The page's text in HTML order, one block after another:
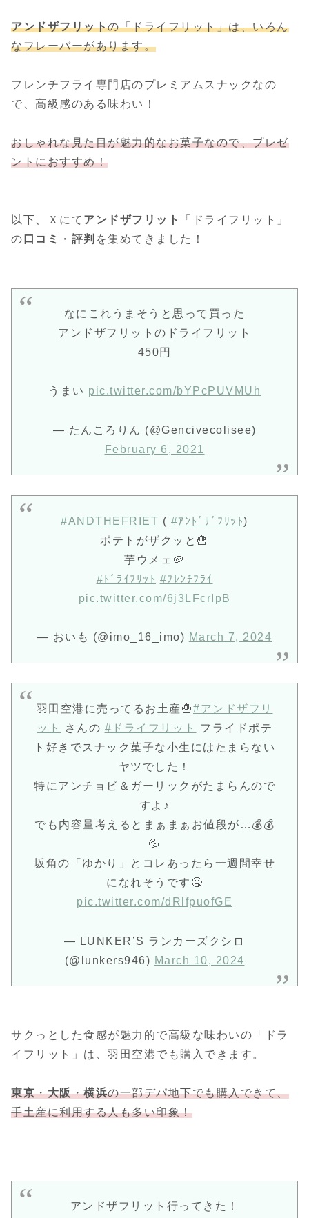
アンドザフリットの「ドライフリット」は、いろん
なフレーバーがあります。
フレンチフライ専門店のプレミアムスナックなの
で、高級感のある味わい！
おしゃれな見た目が魅力的なお菓子なので、プレゼ
ントにおすすめ！
以下、Ｘにて アンドザフリット
「ドライフリット」
の 口コミ ・ 評判 を集めてきました！
なにこれうまそうと思って買った
アンドザフリットのドライフリット
450円
うまい pic.twitter.com/bYPcPUVMUh
— たんころりん (@Gencivecolisee)
February 6, 2021
#ANDTHEFRIET ( #ｱﾝﾄﾞｻﾞﾌﾘｯﾄ)
ポテトがザクッと🍟
芋ウメェ🥔
#ﾄﾞﾗｲﾌﾘｯﾄ #ﾌﾚﾝﾁﾌﾗｲ
pic.twitter.com/6j3LFcrIpB
— おいも (@imo_16_imo) March 7, 2024
羽田空港に売ってるお土産🍟#アンドザフリ
ット
さんの #ドライフリット
フライドポテ
ト好きでスナック菓子な小生にはたまらない
ヤツでした！
特にアンチョビ＆ガーリックがたまらんので
すよ♪
でも内容量考えるとまぁまぁお値段が…💰💰
💦
坂角の「ゆかり」とコレあったら一週間幸せ
になれそうです🤤
pic.twitter.com/dRlfpuofGE
— LUNKER’S ランカーズクシロ
(@lunkers946) March 10, 2024
サクっとした食感が魅力的で高級な味わいの「ドラ
イフリット」は、羽田空港でも購入できます。
東京・大阪・横浜の一部デパ地下でも購入できて、
手土産に利用する人も多い印象！
アンドザフリット行ってきた！